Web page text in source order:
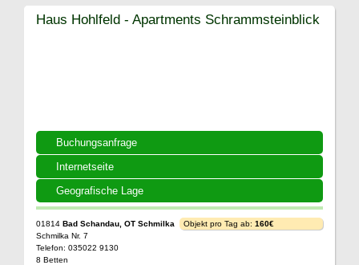
Buchungsanfrage
Internetseite
Geografische Lage
Haus Hohlfeld - Apartments Schrammsteinblick
01814 Bad Schandau, OT Schmilka
Schmilka Nr. 7
Telefon: 035022 9130
8 Betten
Objekt pro Tag ab: 160€